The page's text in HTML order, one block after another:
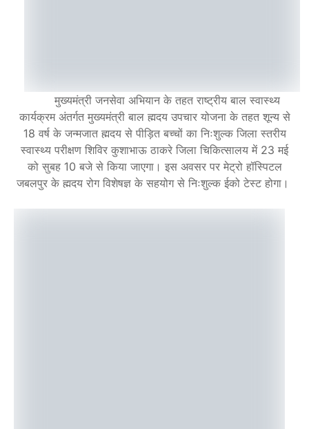
मुख्यमंत्री जनसेवा अभियान के तहत राष्ट्रीय बाल स्वास्थ्य
कार्यक्रम अंतर्गत मुख्यमंत्री बाल ह्मदय उपचार योजना के तहत शून्य से
18 वर्ष के जन्मजात ह्मदय से पीड़ित बच्चों का निःशुल्क जिला स्तरीय
स्वास्थ्य परीक्षण शिविर कुशाभाऊ ठाकरे जिला चिकित्सालय में 23 मई
को सुबह 10 बजे से किया जाएगा। इस अवसर पर मेट्रो हॉस्पिटल
जबलपुर के ह्मदय रोग विशेषज्ञ के सहयोग से निःशुल्क ईको टेस्ट होगा।